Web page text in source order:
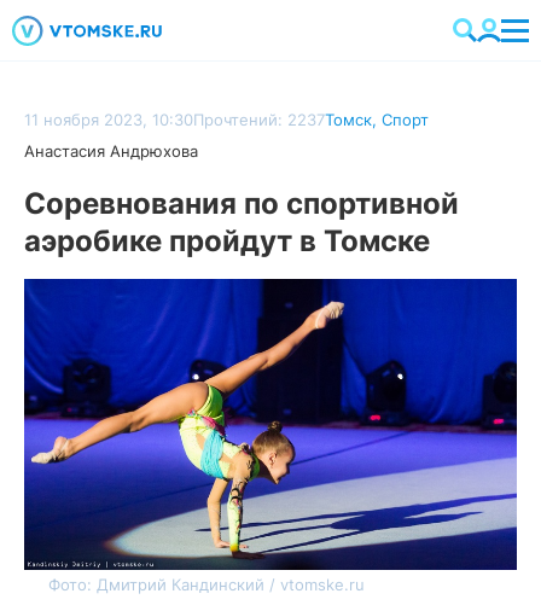
11 ноября 2023, 10:30Прочтений: 2237Томск, Спорт
Анастасия Андрюхова
Соревнования по спортивной
аэробике пройдут в Томске
Фото: Дмитрий Кандинский / vtomske.ru